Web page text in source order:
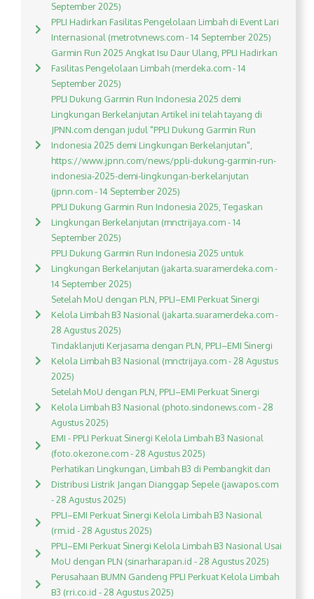
September 2025)
PPLI Hadirkan Fasilitas Pengelolaan Limbah di Event Lari
Internasional (metrotvnews.com - 14 September 2025)
Garmin Run 2025 Angkat Isu Daur Ulang, PPLI Hadirkan
Fasilitas Pengelolaan Limbah (merdeka.com - 14
September 2025)
PPLI Dukung Garmin Run Indonesia 2025 demi
Lingkungan Berkelanjutan Artikel ini telah tayang di
JPNN.com dengan judul "PPLI Dukung Garmin Run
Indonesia 2025 demi Lingkungan Berkelanjutan",
https://www.jpnn.com/news/ppli-dukung-garmin-run-
indonesia-2025-demi-lingkungan-berkelanjutan
(jpnn.com - 14 September 2025)
PPLI Dukung Garmin Run Indonesia 2025, Tegaskan
Lingkungan Berkelanjutan (mnctrijaya.com - 14
September 2025)
PPLI Dukung Garmin Run Indonesia 2025 untuk
Lingkungan Berkelanjutan (jakarta.suaramerdeka.com -
14 September 2025)
Setelah MoU dengan PLN, PPLI–EMI Perkuat Sinergi
Kelola Limbah B3 Nasional (jakarta.suaramerdeka.com -
28 Agustus 2025)
Tindaklanjuti Kerjasama dengan PLN, PPLI–EMI Sinergi
Kelola Limbah B3 Nasional (mnctrijaya.com - 28 Agustus
2025)
Setelah MoU dengan PLN, PPLI–EMI Perkuat Sinergi
Kelola Limbah B3 Nasional (photo.sindonews.com - 28
Agustus 2025)
EMI - PPLI Perkuat Sinergi Kelola Limbah B3 Nasional
(foto.okezone.com - 28 Agustus 2025)
Perhatikan Lingkungan, Limbah B3 di Pembangkit dan
Distribusi Listrik Jangan Dianggap Sepele (jawapos.com
- 28 Agustus 2025)
PPLI–EMI Perkuat Sinergi Kelola Limbah B3 Nasional
(rm.id - 28 Agustus 2025)
PPLI–EMI Perkuat Sinergi Kelola Limbah B3 Nasional Usai
MoU dengan PLN (sinarharapan.id - 28 Agustus 2025)
Perusahaan BUMN Gandeng PPLI Perkuat Kelola Limbah
B3 (rri.co.id - 28 Agustus 2025)